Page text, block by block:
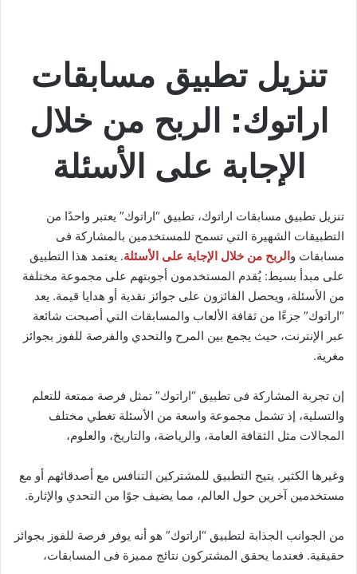
تنزيل تطبيق مسابقات
اراتوك: الربح من خلال
الإجابة على الأسئلة
تنزيل تطبيق مسابقات اراتوك، تطبيق “اراتوك” يعتبر واحدًا من
التطبيقات الشهيرة التي تسمح للمستخدمين بالمشاركة فى
مسابقات والربح من خلال الإجابة على الأسئلة. يعتمد هذا التطبيق
على مبدأ بسيط: يُقدم المستخدمون أجوبتهم على مجموعة مختلفة
من الأسئلة، ويحصل الفائزون على جوائز نقدية أو هدايا قيمة. يعد
“اراتوك” جزءًا من ثقافة الألعاب والمسابقات التي أصبحت شائعة
عبر الإنترنت، حيث يجمع بين المرح والتحدي والفرصة للفوز بجوائز
مغرية.
إن تجربة المشاركة فى تطبيق “اراتوك” تمثل فرصة ممتعة للتعلم
والتسلية، إذ تشمل مجموعة واسعة من الأسئلة تغطي مختلف
المجالات مثل الثقافة العامة، والرياضة، والتاريخ، والعلوم،
وغيرها الكثير. يتيح التطبيق للمشتركين التنافس مع أصدقائهم أو مع
مستخدمين آخرين حول العالم، مما يضيف جوًا من التحدي والإثارة.
من الجوانب الجذابة لتطبيق “اراتوك” هو أنه يوفر فرصة للفوز بجوائز
حقيقية. فعندما يحقق المشتركون نتائج مميزة فى المسابقات،